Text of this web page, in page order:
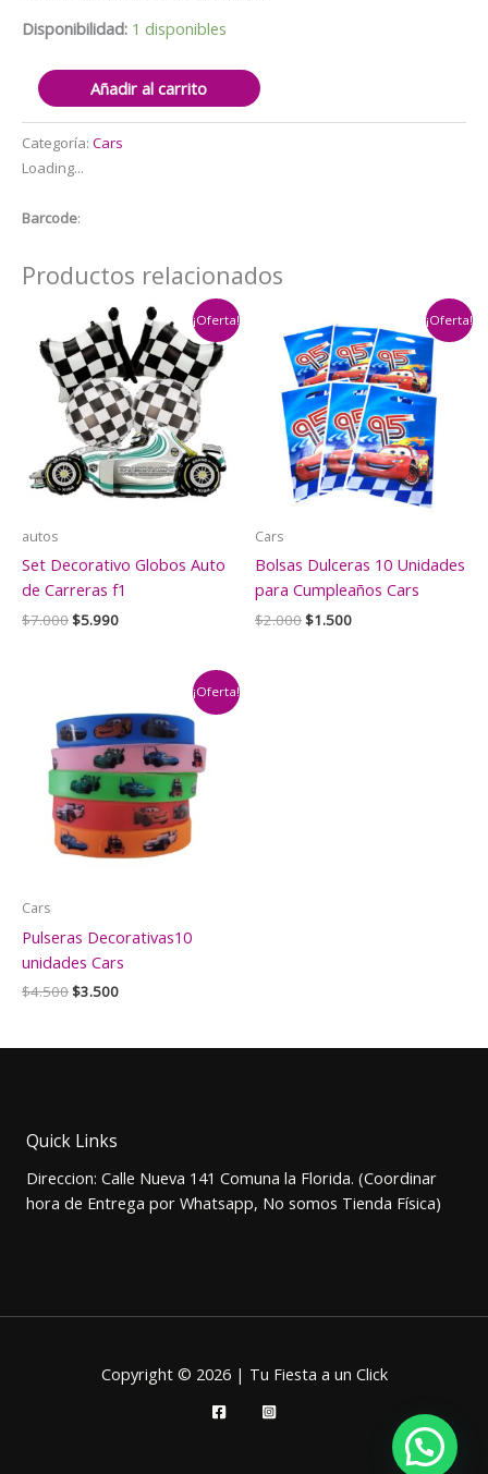
Disponibilidad: 1 disponibles
Set
Globos
aluminio
Cars
5
cantidad
Añadir al carrito
Categoría: Cars
Loading...
Barcode:
Productos relacionados
¡Oferta!
autos
Set Decorativo Globos Auto
de Carreras f1
$7.000El
$5.990El
¡Oferta!
Cars
Bolsas Dulceras 10 Unidades
para Cumpleaños Cars
$2.000El
$1.500El
¡Oferta!
Cars
Pulseras Decorativas10
unidades Cars
$4.500El
era:
$3.500El
es:
Quick Links
Direccion: Calle Nueva 141 Comuna la Florida. (Coordinar
hora de Entrega por Whatsapp, No somos Tienda Física)
Copyright © 2026 | Tu Fiesta a un Click